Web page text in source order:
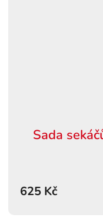
Sada
625 Kč